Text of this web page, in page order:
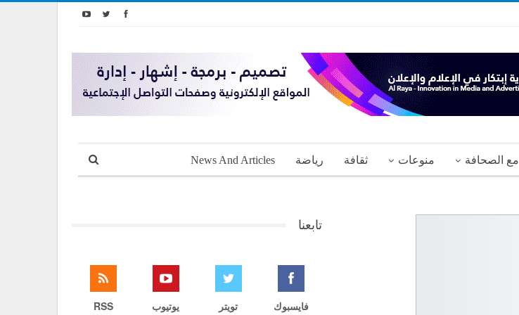
مع الصحافة منوعات ثقافة رياضة News And Articles
تابعنا
فايسبوك تويتر يوتيوب RSS